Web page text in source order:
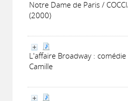
Notre Dame de Paris /
(2000)
L'affaire Broadway :
Camille